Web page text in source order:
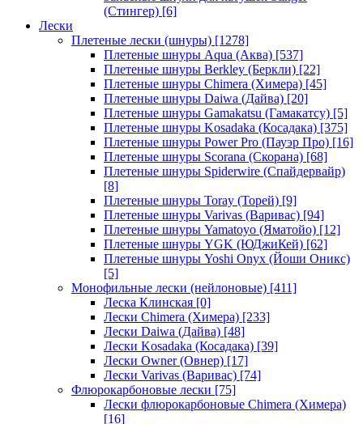
(Стингер) [6]
Лески
Плетеные лески (шнуры) [1278]
Плетеные шнуры Aqua (Аква) [537]
Плетеные шнуры Berkley (Беркли) [22]
Плетеные шнуры Chimera (Химера) [45]
Плетеные шнуры Daiwa (Дайва) [20]
Плетеные шнуры Gamakatsu (Гамакатсу) [5]
Плетеные шнуры Kosadaka (Косадака) [375]
Плетеные шнуры Power Pro (Пауэр Про) [16]
Плетеные шнуры Scorana (Скорана) [68]
Плетеные шнуры Spiderwire (Спайдервайр)
[8]
Плетеные шнуры Toray (Торей) [9]
Плетеные шнуры Varivas (Варивас) [94]
Плетеные шнуры Yamatoyo (Яматойо) [12]
Плетеные шнуры YGK (ЮДжиКей) [62]
Плетеные шнуры Yoshi Onyx (Йоши Оникс)
[5]
Монофильные лески (нейлоновые) [411]
Леска Клинская [0]
Лески Chimera (Химера) [233]
Лески Daiwa (Дайва) [48]
Лески Kosadaka (Косадака) [39]
Лески Owner (Овнер) [17]
Лески Varivas (Варивас) [74]
Флюрокарбоновые лески [75]
Лески флюрокарбоновые Chimera (Химера)
[16]